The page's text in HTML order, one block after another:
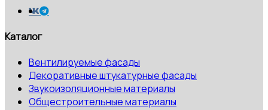
Каталог
Вентилируемые фасады
Декоративные штукатурные фасады
Звукоизоляционные материалы
Общестроительные материалы